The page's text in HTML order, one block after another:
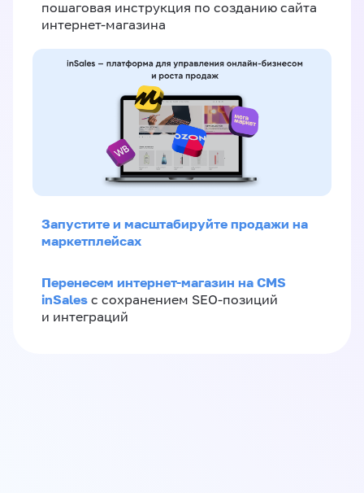
пошаговая инструкция по созданию сайта
интернет-магазина
Запустите и масштабируйте продажи на
маркетплейсах
Перенесем интернет-магазин на CMS
inSales с сохранением SEO-позиций
и интеграций